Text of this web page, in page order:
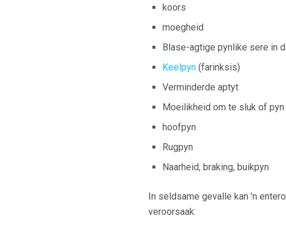
koors
moegheid
Blase-agtige pynlike sere in
Keelpyn (farinksis)
Verminderde aptyt
Moeilikheid om te sluk of
hoofpyn
Rugpyn
Naarheid, braking, buikpyn
In seldsame gevalle kan 'n
veroorsaak: